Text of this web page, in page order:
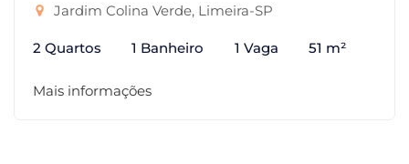
Jardim Colina Verde, Limeira-SP
2 Quartos 1 Banheiro 1 Vaga 51 m²
Mais informações